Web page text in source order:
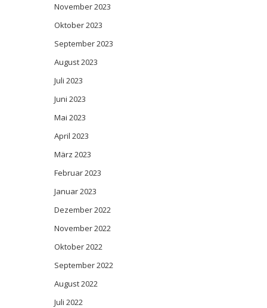
November 2023
Oktober 2023
September 2023
August 2023
Juli 2023
Juni 2023
Mai 2023
April 2023
März 2023
Februar 2023
Januar 2023
Dezember 2022
November 2022
Oktober 2022
September 2022
August 2022
Juli 2022